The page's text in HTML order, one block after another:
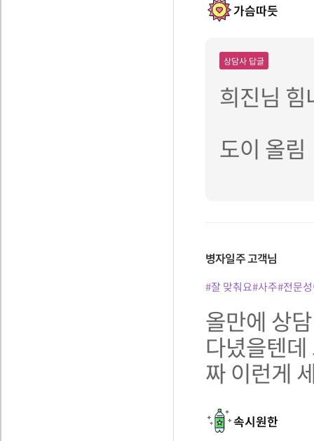
가슴따듯
상담사 답글
희진님 힘
도이 올림
병자일주고객님
#잘 맞춰요#사주#전문
올만에 상
다녔을텐
짜 이런게
속시원한